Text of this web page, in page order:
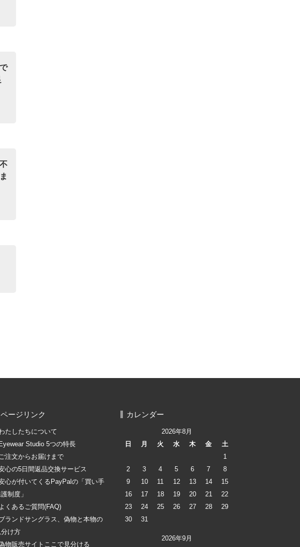
ページリンク
たしたちについて
Eyewear Studio 5つの特長
注文からお届けまで
心の5日間返品交換サービス
心が付いてくるPayPalの「買い手
制度」
くあるご質問(FAQ)
ランドサングラス、偽物と本物の
分け方
物販売サイトここで見分ける
カレンダー
2026年8月
日
月 火 水 木 金
土
1
2
3 4 5 6 7
8
9
10 11 12 13 14
15
16
17 18 19 20 21
22
23
24 25 26 27 28
29
30
31
2026年9月